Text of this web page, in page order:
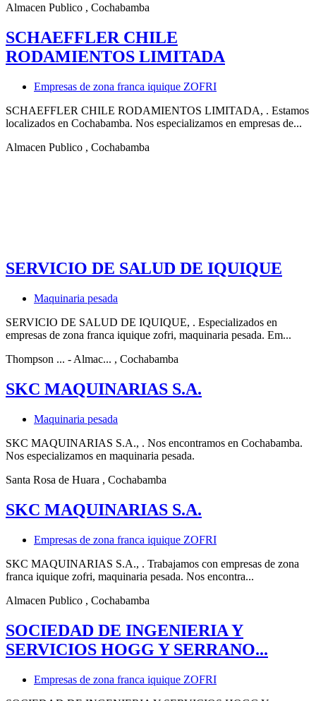
Almacen Publico , Cochabamba
SCHAEFFLER CHILE
RODAMIENTOS LIMITADA
Empresas de zona franca iquique ZOFRI
SCHAEFFLER CHILE RODAMIENTOS LIMITADA, . Estamos
localizados en Cochabamba. Nos especializamos en empresas de...
Almacen Publico , Cochabamba
SERVICIO DE SALUD DE IQUIQUE
Maquinaria pesada
SERVICIO DE SALUD DE IQUIQUE, . Especializados en
empresas de zona franca iquique zofri, maquinaria pesada. Em...
Thompson ... - Almac... , Cochabamba
SKC MAQUINARIAS S.A.
Maquinaria pesada
SKC MAQUINARIAS S.A., . Nos encontramos en Cochabamba.
Nos especializamos en maquinaria pesada.
Santa Rosa de Huara , Cochabamba
SKC MAQUINARIAS S.A.
Empresas de zona franca iquique ZOFRI
SKC MAQUINARIAS S.A., . Trabajamos con empresas de zona
franca iquique zofri, maquinaria pesada. Nos encontra...
Almacen Publico , Cochabamba
SOCIEDAD DE INGENIERIA Y
SERVICIOS HOGG Y SERRANO...
Empresas de zona franca iquique ZOFRI